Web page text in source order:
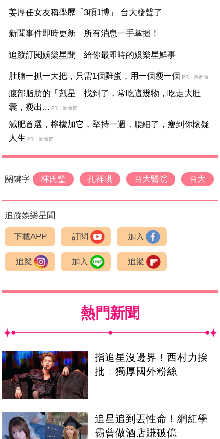
姜厚任女友稱學歷「3碩1博」 台大發聲了
新聞事件即時更新 所有消息一手掌握！
追蹤訂閱娛樂星聞 給你最即時的娛樂星鮮事
肚腩一抓一大把，只需1個雞蛋，用一個瘦一個 PR・新素簡
腹部脂肪的「剋星」找到了，常吃這幾物，吃走大肚
囊，瘦出... PR・新素簡
減肥首選，檸檬加它，堅持一週，腰細了，瘦到你懷疑
人生 PR・新素簡
關鍵字 林氏璧 孔祥琪 台大醫院 台大
追蹤娛樂星聞
下載APP 訂閱 加入
追蹤 加入 追蹤
熱門新聞
指追星沒邊界！西村力挨
批：獨厚國外粉絲
追星追到丟性命！網紅學
霸曾做酒店賺破億